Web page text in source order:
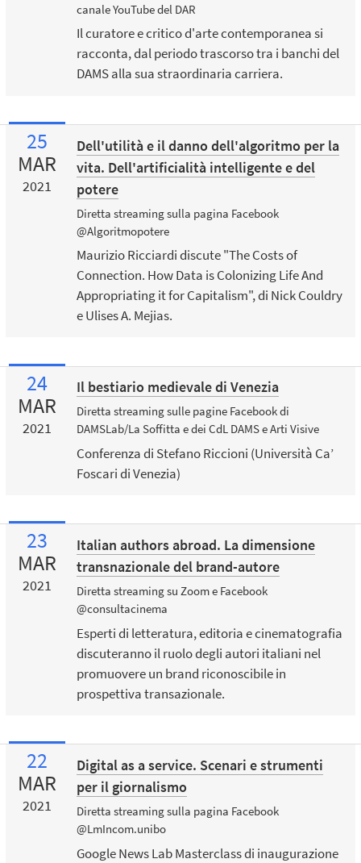
canale YouTube del DAR
Il curatore e critico d'arte contemporanea si
racconta, dal periodo trascorso tra i banchi del
DAMS alla sua straordinaria carriera.
25
MAR
2021
Dell'utilità e il danno dell'algoritmo per la
vita. Dell'artificialità intelligente e del
potere
Diretta streaming sulla pagina Facebook
@Algoritmopotere
Maurizio Ricciardi discute "The Costs of
Connection. How Data is Colonizing Life And
Appropriating it for Capitalism", di Nick Couldry
e Ulises A. Mejias.
24
MAR
2021
Il bestiario medievale di Venezia
Diretta streaming sulle pagine Facebook di
DAMSLab/La Soffitta e dei CdL DAMS e Arti Visive
Conferenza di Stefano Riccioni (Università Ca’
Foscari di Venezia)
23
MAR
2021
Italian authors abroad. La dimensione
transnazionale del brand-autore
Diretta streaming su Zoom e Facebook
@consultacinema
Esperti di letteratura, editoria e cinematografia
discuteranno il ruolo degli autori italiani nel
promuovere un brand riconoscibile in
prospettiva transazionale.
22
MAR
2021
Digital as a service. Scenari e strumenti
per il giornalismo
Diretta streaming sulla pagina Facebook
@LmIncom.unibo
Google News Lab Masterclass di inaugurazione